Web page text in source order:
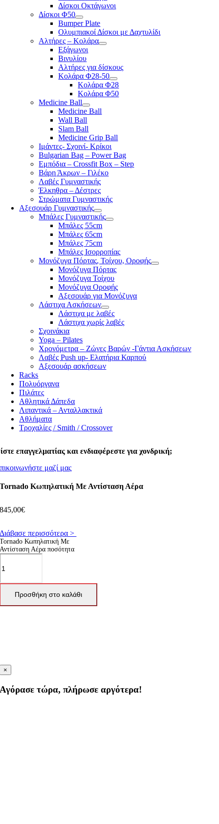
Δίσκοι Οκτάγωνοι
Δίσκοι Φ50
Bumper Plate
Ολυμπιακοί Δίσκοι με Δαχτυλίδι
Αλτήρες – Κολάρα
Εξάγωνοι
Βινυλίου
Αλτήρες για δίσκους
Κολάρα Φ28-50
Κολάρα Φ28
Κολάρα Φ50
Medicine Ball
Medicine Ball
Wall Ball
Slam Ball
Medicine Grip Ball
Ιμάντες- Σχοινί- Κρίκοι
Bulgarian Bag – Power Bag
Εμπόδια – Crossfit Box – Step
Βάρη Άκρων – Γιλέκο
Λαβές Γυμναστικής
Έλκηθρα – Δέστρες
Στρώματα Γυμναστικής
Αξεσουάρ Γυμναστικής
Μπάλες Γυμναστικής
Μπάλες 55cm
Μπάλες 65cm
Μπάλες 75cm
Μπάλες Ισορροπίας
Μονόζυγα Πόρτας, Τοίχου, Οροφής
Μονόζυγα Πόρτας
Μονόζυγα Τοίχου
Μονόζυγα Οροφής
Αξεσουάρ για Μονόζυγα
Λάστιχα Ασκήσεων
Λάστιχα με λαβές
Λάστιχα χωρίς λαβές
Σχοινάκια
Yoga – Pilates
Χρονόμετρα – Ζώνες Βαρών -Γάντια Ασκήσεων
Λαβές Push up- Ελατήρια Καρπού
Αξεσουάρ ασκήσεων
Racks
Πολυόργανα
Πιλάτες
Αθλητικά Δάπεδα
Λιπαντικά – Ανταλλακτικά
Αθλήματα
Τροχαλίες / Smith / Crossover
επαγγελματίας και ενδιαφέρεστε για χονδρική;
μαζί μας
Tornado Κωπηλατική Με Αντίσταση Αέρα
845,00€
Διάβασε περισσότερα >
Tornado Κωπηλατική Με
Αντίσταση Αέρα ποσότητα
Προσθήκη στο καλάθι
×
Αγόρασε τώρα, πλήρωσε αργότερα!